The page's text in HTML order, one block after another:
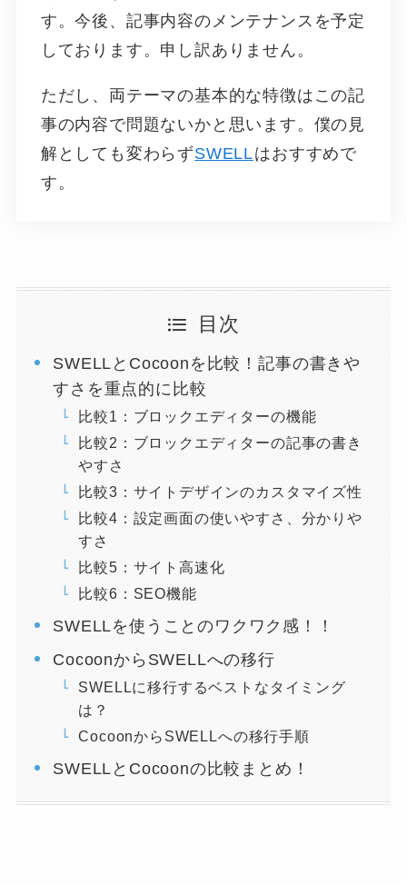
す。今後、記事内容のメンテナンスを予定
しております。申し訳ありません。
ただし、両テーマの基本的な特徴はこの記
事の内容で問題ないかと思います。僕の見
解としても変わらずSWELLはおすすめで
す。
目次
SWELLとCocoonを比較！記事の書きや
すさを重点的に比較
比較1：ブロックエディターの機能
比較2：ブロックエディターの記事の書き
やすさ
比較3：サイトデザインのカスタマイズ性
比較4：設定画面の使いやすさ、分かりや
すさ
比較5：サイト高速化
比較6：SEO機能
SWELLを使うことのワクワク感！！
CocoonからSWELLへの移行
SWELLに移行するベストなタイミング
は？
CocoonからSWELLへの移行手順
SWELLとCocoonの比較まとめ！